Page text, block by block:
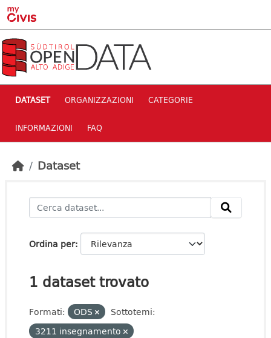
Skip to main content
DATASET ORGANIZZAZIONI CATEGORIE
INFORMAZIONI FAQ
Dataset
Ordina per
1 dataset trovato
Formati: ODS
Sottotemi:
3211 insegnamento